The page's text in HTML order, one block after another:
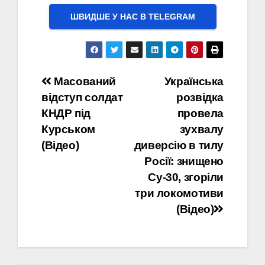
ШВИДШЕ У НАС В ТELEGRAM
Навігація
записів
Українська
розвідка
провела
зухвалу
диверсію в тилу
Росії: знищено
Су-30, згоріли
три локомотиви
(Відео)
Масований
відступ солдат
КНДР під
Курськом
(Відео)